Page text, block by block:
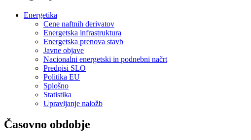
Energetika
Cene naftnih derivatov
Energetska infrastruktura
Energetska prenova stavb
Javne objave
Nacionalni energetski in podnebni načrt
Predpisi SLO
Politika EU
Splošno
Statistika
Upravljanje naložb
Časovno obdobje